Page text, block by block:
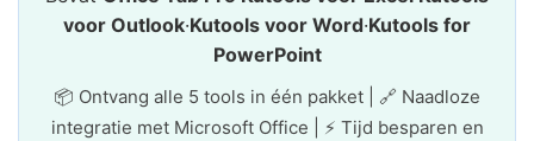
voor Outlook·Kutools voor Word·Kutools for
PowerPoint
📦 Ontvang alle 5 tools in één pakket | 🔗 Naadloze
integratie met Microsoft Office | ⚡ Tijd besparen en